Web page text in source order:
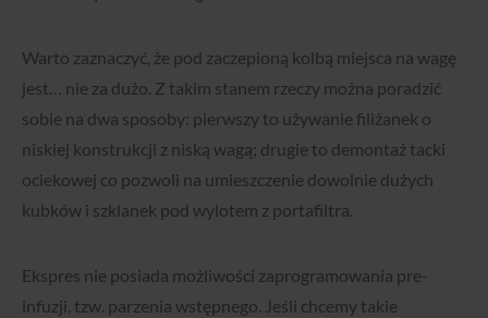
Warto zaznaczyć, że pod zaczepioną kolbą miejsca na wagę
jest… nie za dużo. Z takim stanem rzeczy można poradzić
sobie na dwa sposoby: pierwszy to używanie filiżanek o
niskiej konstrukcji z niską wagą; drugie to demontaż tacki
ociekowej co pozwoli na umieszczenie dowolnie dużych
kubków i szklanek pod wylotem z portafiltra.
Ekspres nie posiada możliwości zaprogramowania pre-
infuzji, tzw. parzenia wstępnego. Jeśli chcemy takie